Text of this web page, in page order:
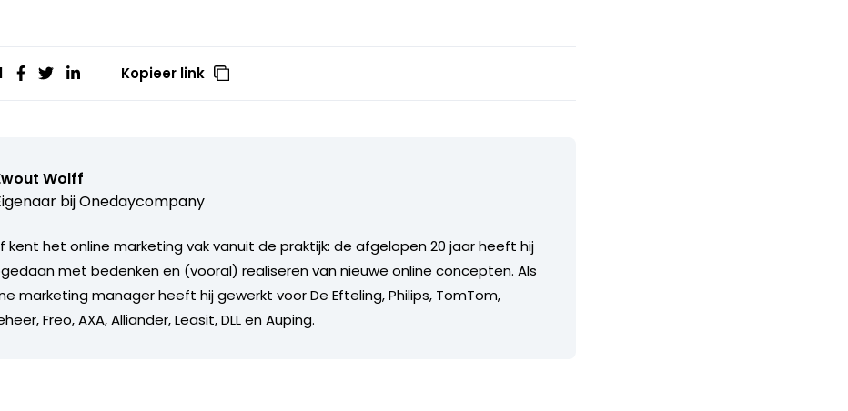
Kopieer link
Wolff
bijOnedaycompany
kent het online marketing vak vanuit de praktijk: de afgelopen 20 jaar heeft hij
met bedenken en (vooral) realiseren van nieuwe online concepten. Als
marketing manager heeft hij gewerkt voor De Efteling, Philips, TomTom,
Freo, AXA, Alliander, Leasit, DLL en Auping.